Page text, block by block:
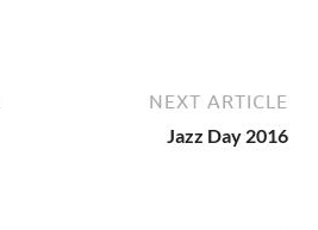
NEXT ARTICLE
Jazz Day 2016